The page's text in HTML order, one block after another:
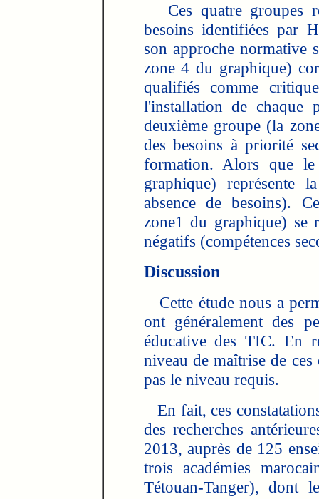
Ces quatre groupes
besoins identifiées par
son approche normative
zone 4 du graphique)
qualifiés comme
l'installation de chaque
deuxième groupe (la
des besoins à priorité
formation. Alors que
graphique) représente
absence de besoins).
zone1 du graphique) se
négatifs (compétences
Discussion
Cette étude nous a
ont généralement des
éducative des TIC. En
niveau de maîtrise de
pas le niveau requis.
En fait, ces
des recherches
2013, auprès de 125
trois académies
Tétouan-Tanger), dont